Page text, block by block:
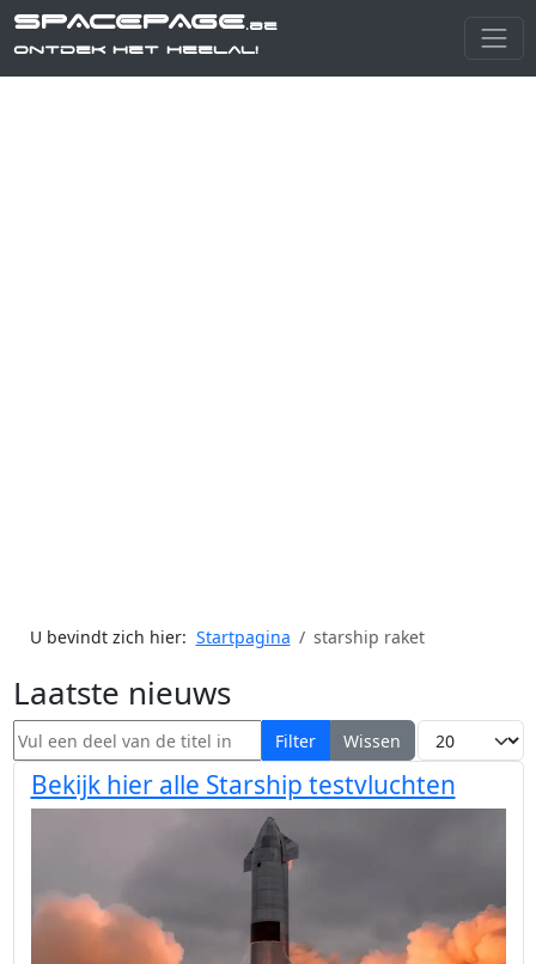
SPACEPAGE.be
Ontdek het heelal!
U bevindt zich hier: Startpagina starship raket
Laatste nieuws
Vul een deel van de titel in Filter Wissen Toon #
Bekijk hier alle Starship testvluchten